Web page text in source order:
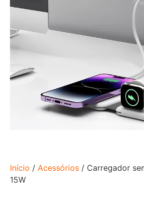
Início / Acessórios / Carregador
15W